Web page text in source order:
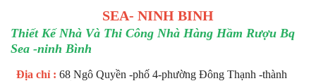
SEA- NINH BINH
Thiết Kế Nhà Và Thi Công Nhà Hàng Hầm Rượu Bq
Sea -ninh Bình
Địa chỉ : 68 Ngô Quyền -phố 4-phường Đông Thạnh -thành